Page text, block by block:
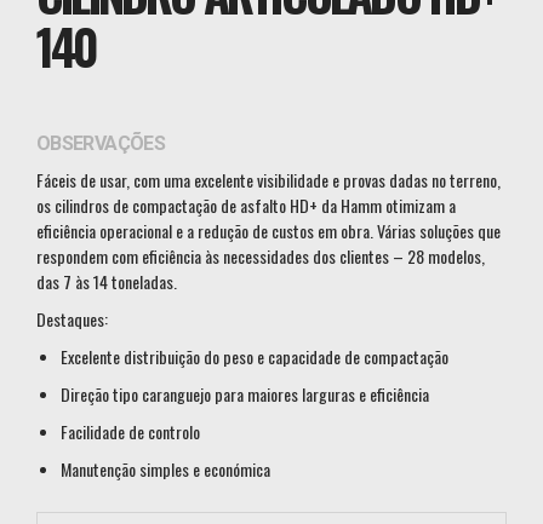
140
OBSERVAÇÕES
Fáceis de usar, com uma excelente visibilidade e provas dadas no terreno,
os cilindros de compactação de asfalto HD+ da Hamm otimizam a
eficiência operacional e a redução de custos em obra. Várias soluções que
respondem com eficiência às necessidades dos clientes – 28 modelos,
das 7 às 14 toneladas.
Destaques:
Excelente distribuição do peso e capacidade de compactação
Direção tipo caranguejo para maiores larguras e eficiência
Facilidade de controlo
Manutenção simples e económica